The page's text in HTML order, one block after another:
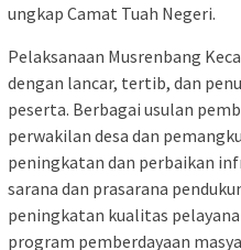
ungkap Camat Tuah Negeri.
Pelaksanaan Musrenbang
dengan lancar, tertib, dan
peserta. Berbagai usulan
perwakilan desa dan
peningkatan dan perbaikan
sarana dan prasarana
peningkatan kualitas
program pemberdayaan